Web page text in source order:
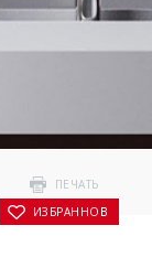
ПЕЧАТЬ
В ИЗБРАННОЕ
:УМЫВАЛЬНИКИ